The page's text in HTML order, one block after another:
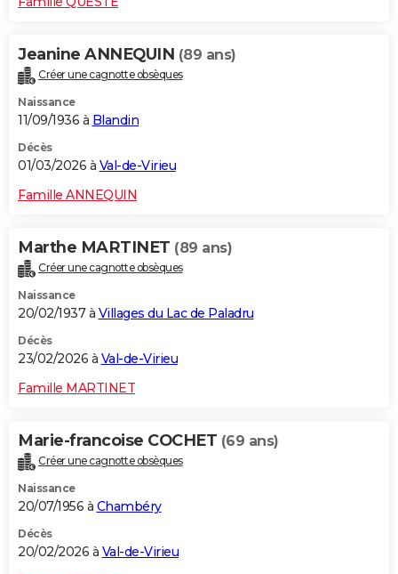
Jeanine ANNEQUIN (89 ans)
Créer une cagnotte obsèques
Naissance
11/09/1936 à Blandin
Décès
01/03/2026 à Val-de-Virieu
Famille ANNEQUIN
Marthe MARTINET (89 ans)
Créer une cagnotte obsèques
Naissance
20/02/1937 à Villages du Lac de Paladru
Décès
23/02/2026 à Val-de-Virieu
Famille MARTINET
Marie-francoise COCHET (69 ans)
Créer une cagnotte obsèques
Naissance
20/07/1956 à Chambéry
Décès
20/02/2026 à Val-de-Virieu